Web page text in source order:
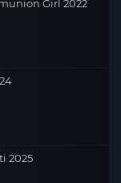
Girl 2022
2025